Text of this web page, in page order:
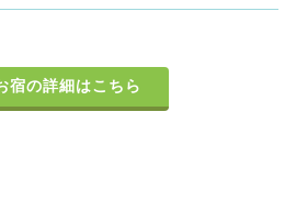
宿の詳細はこちら